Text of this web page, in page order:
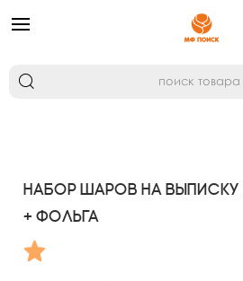
Набор шаров На выписку
+ фольга